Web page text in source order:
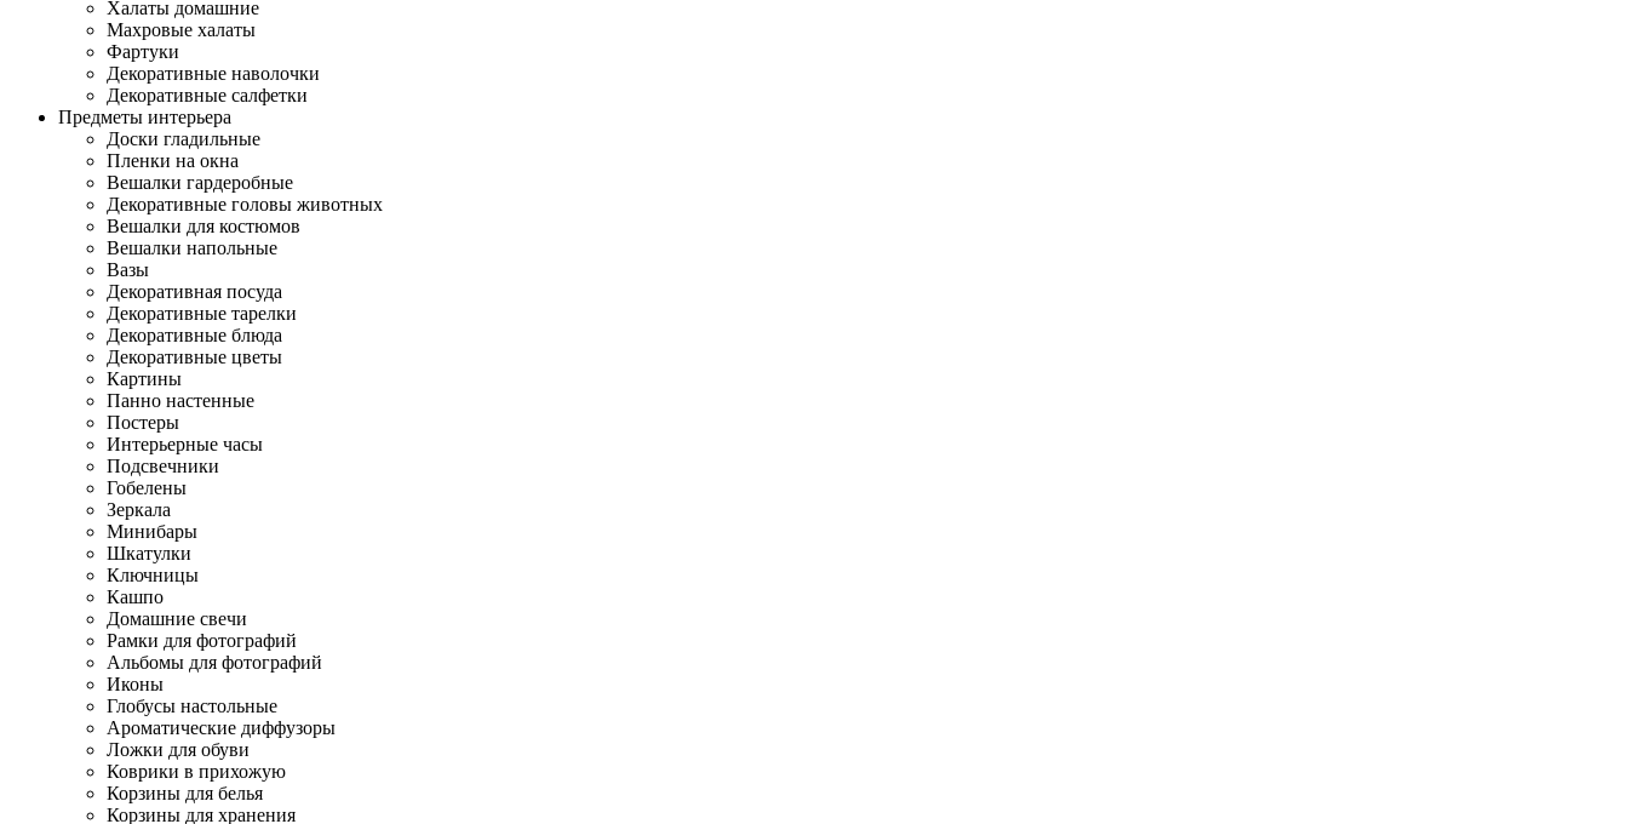
Халаты домашние
Махровые халаты
Фартуки
Декоративные наволочки
Декоративные салфетки
Предметы интерьера
Доски гладильные
Пленки на окна
Вешалки гардеробные
Декоративные головы животных
Вешалки для костюмов
Вешалки напольные
Вазы
Декоративная посуда
Декоративные тарелки
Декоративные блюда
Декоративные цветы
Картины
Панно настенные
Постеры
Интерьерные часы
Подсвечники
Гобелены
Зеркала
Минибары
Шкатулки
Ключницы
Кашпо
Домашние свечи
Рамки для фотографий
Альбомы для фотографий
Иконы
Глобусы настольные
Ароматические диффузоры
Ложки для обуви
Коврики в прихожую
Корзины для белья
Корзины для хранения